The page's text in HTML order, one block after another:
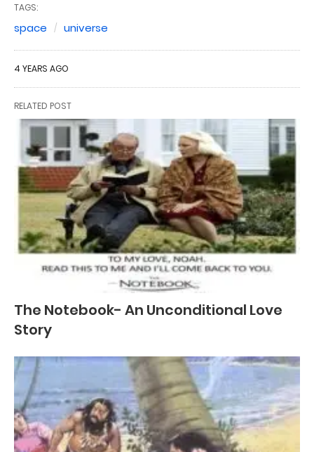
TAGS:
space universe
4 YEARS AGO
RELATED POST
The Notebook- An Unconditional Love
Story